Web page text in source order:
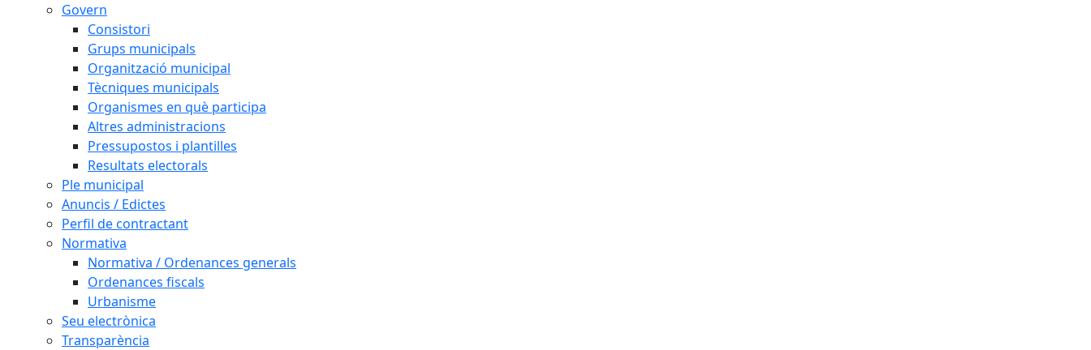
Govern
Consistori
Grups municipals
Organització municipal
Tècniques municipals
Organismes en què participa
Altres administracions
Pressupostos i plantilles
Resultats electorals
Ple municipal
Anuncis / Edictes
Perfil de contractant
Normativa
Normativa / Ordenances generals
Ordenances fiscals
Urbanisme
Seu electrònica
Transparència